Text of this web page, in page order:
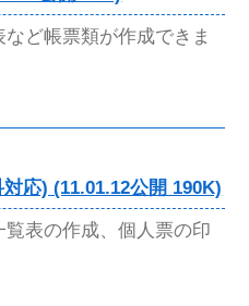
ど帳票類が作成できま
応) (11.01.12公開 190K)
表の作成、個人票の印